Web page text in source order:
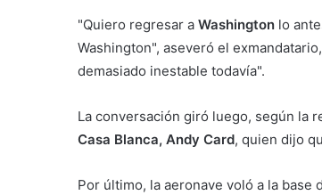
"Quiero regresar a Washington lo
Washington", aseveró el
demasiado inestable todavía".
La conversación giró luego, según la
Casa Blanca, Andy Card, quien dijo
Por último, la aeronave voló a la base